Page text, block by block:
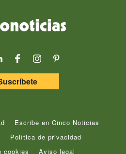
Escribe en Cinco Noticias
Política de privacidad
cookies
Aviso legal